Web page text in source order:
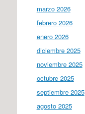
marzo 2026
febrero 2026
enero 2026
diciembre 2025
noviembre 2025
octubre 2025
septiembre 2025
agosto 2025